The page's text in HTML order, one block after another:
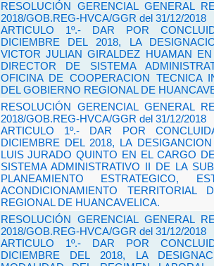
RESOLUCIÓN GERENCIAL GENERAL
2018/GOB.REG-HVCA/GGR del 31/12/2018
ARTICULO 1º.- DAR POR
DICIEMBRE DEL 2018, LA
VICTOR JULIAN GIRALDEZ HUAMAN
DIRECTOR DE SISTEMA
OFICINA DE COOPERACION TECNICA
DEL GOBIERNO REGIONAL DE
RESOLUCIÓN GERENCIAL GENERAL
2018/GOB.REG-HVCA/GGR del 31/12/2018
ARTICULO 1º.- DAR POR
DICIEMBRE DEL 2018, LA
LUIS JURADO QUINTO EN EL CARGO
SISTEMA ADMINISTRATIVO II DE LA
PLANEAMIENTO ESTRATEGICO,
ACONDICIONAMIENTO TERRITORIAL
REGIONAL DE HUANCAVELICA.
RESOLUCIÓN GERENCIAL GENERAL
2018/GOB.REG-HVCA/GGR del 31/12/2018
ARTICULO 1º.- DAR POR
DICIEMBRE DEL 2018, LA